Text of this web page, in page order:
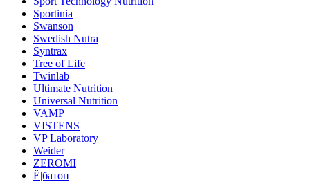
Sportinia
Swanson
Swedish Nutra
Syntrax
Tree of Life
Twinlab
Ultimate Nutrition
Universal Nutrition
VAMP
VISTENS
VP Laboratory
Weider
ZEROMI
Ё|батон